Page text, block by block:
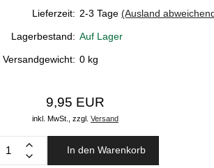
Lieferzeit: 2-3 Tage (Ausland
Lagerbestand: Auf Lager
Versandgewicht: 0 kg
9,95 EUR
inkl. MwSt., zzgl. Versand
In den Warenkorb